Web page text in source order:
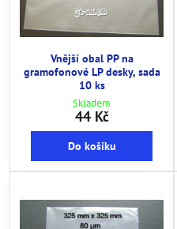
Vnější obal PP na
gramofonové LP desky, sada
10 ks
Skladem
44 Kč
Do košíku